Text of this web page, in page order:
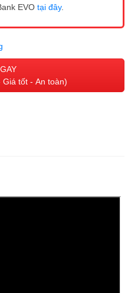
EVO tại đây.
tốt - An toàn)